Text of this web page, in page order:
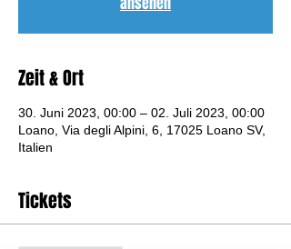
Zeit & Ort
30. Juni 2023, 00:00 – 02. Juli 2023, 00:00
Loano, Via degli Alpini, 6, 17025 Loano SV,
Italien
Tickets